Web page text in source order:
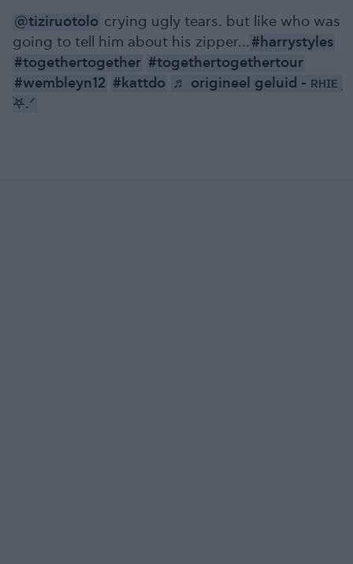
@tiziruotolo crying ugly tears. but like who was
going to tell him about his zipper… #harrystyles
#togethertogether #togethertogethertour
#wembleyn12 #kattdo ♬ origineel geluid - ʀʜɪᴇ ִ
࣪𖤐.ᐟ